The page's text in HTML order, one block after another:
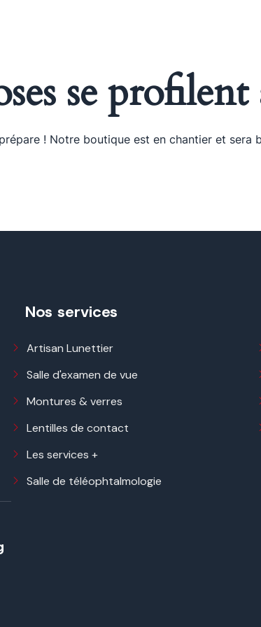
se
! Notre boutique est en chantier et sera
Nos services
Artisan Lunettier
Salle d'examen de vue
Montures & verres
Lentilles de contact
Les services +
Salle de téléophtalmologie